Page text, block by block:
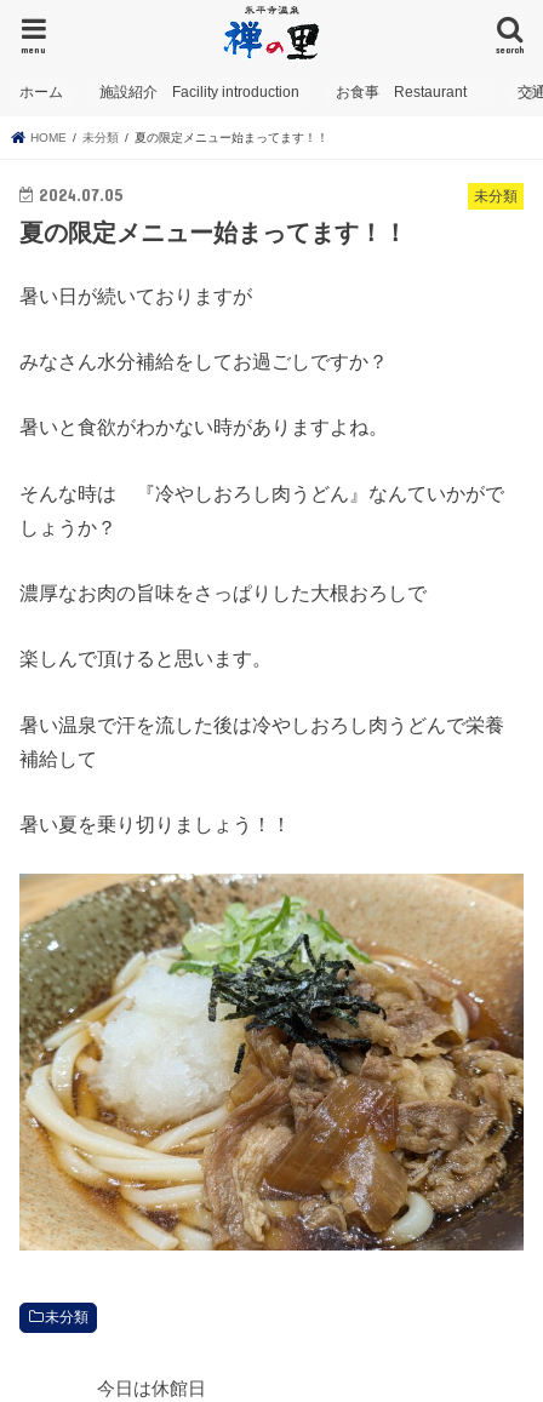
search
menu
ホーム 施設紹介 Facility introduction お食事 Restaurant 交
HOME 未分類 夏の限定メニュー始まってます！！
未分類
2024.07.05
夏の限定メニュー始まってます！！
暑い日が続いておりますが
みなさん水分補給をしてお過ごしですか？
暑いと食欲がわかない時がありますよね。
そんな時は 『冷やしおろし肉うどん』なんていかがで
しょうか？
濃厚なお肉の旨味をさっぱりした大根おろしで
楽しんで頂けると思います。
暑い温泉で汗を流した後は冷やしおろし肉うどんで栄養
補給して
暑い夏を乗り切りましょう！！
未分類
今日は休館日